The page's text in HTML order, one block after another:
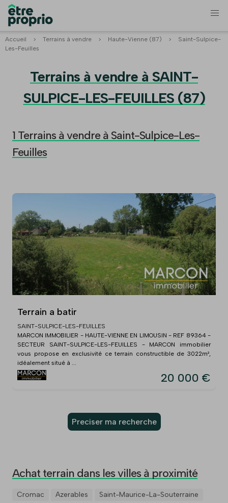
Accueil > Terrains à vendre > Haute-Vienne (87) >
Saint-Sulpice-
Les-Feuilles
Terrains à vendre à SAINT-
SULPICE-LES-FEUILLES (87)
1 Terrains à vendre à Saint-Sulpice-Les-
Feuilles
Terrain a batir
SAINT-SULPICE-LES-FEUILLES
MARCON IMMOBILIER - HAUTE-VIENNE EN LIMOUSIN - REF 89364 -
SECTEUR SAINT-SULPICE-LES-FEUILLES - MARCON immobilier
vous propose en exclusivité ce terrain constructible de 3022m²,
idéalement situé à ...
20 000 €
Preciser ma recherche
Achat terrain dans les villes à proximité
Cromac Azerables
Saint-Maurice-La-Souterraine